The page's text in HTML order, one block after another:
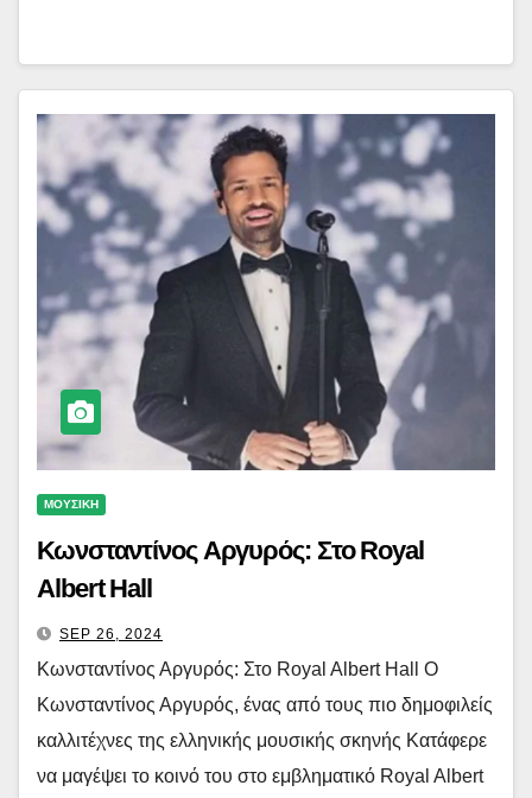
ΜΟΥΣΙΚΗ
Κωνσταντίνος Αργυρός: Στο Royal
Albert Hall
SEP 26, 2024
Κωνσταντίνος Αργυρός: Στο Royal Albert Hall Ο
Κωνσταντίνος Αργυρός, ένας από τους πιο δημοφιλείς
καλλιτέχνες της ελληνικής μουσικής σκηνής Κατάφερε
να μαγέψει το κοινό του στο εμβληματικό Royal Albert